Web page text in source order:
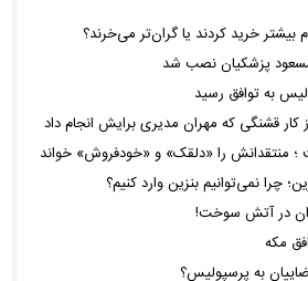
بیشتر خرید کردند یا گران‌تر می‌خرند؟
پزشکیان نصب شد
به توافق رسید
کار قشنگی که مهران مدیری برایش انجام داد
؛ منتقدانش را «دلقک» و «خودفروش» خواند
چرا نمی‌توانیم بنزین وارد کنیم؟
در آتش سوخت!
مکه
به پرسپولیس؟